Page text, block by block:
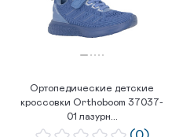
Ортопедические детские
кроссовки Orthoboom 37037-
01 лазурн...